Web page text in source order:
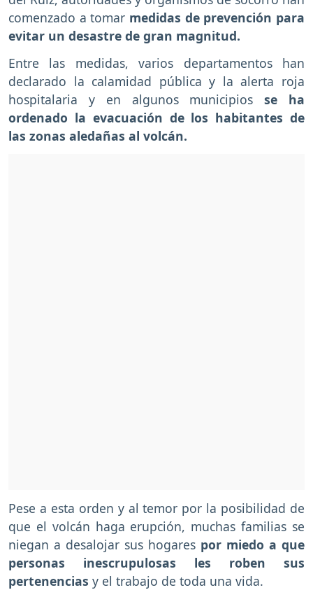
comenzado a tomar medidas de prevención para
evitar un desastre de gran magnitud.
Entre las medidas, varios departamentos han
declarado la calamidad pública y la alerta roja
hospitalaria y en algunos municipiosse ha
ordenado la evacuación de los habitantes de
las zonas aledañas al volcán.
Pese a esta orden y al temor por la posibilidad de
que el volcán haga erupción, muchas familias se
niegan a desalojar sus hogares por miedo a que
personas inescrupulosas les roben sus
pertenencias y el trabajo de toda una vida.